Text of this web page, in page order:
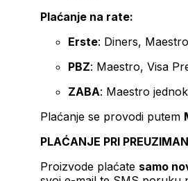
Plaćanje na rate:
Erste: Diners,
PBZ: Maestro, Visa
ZABA: Maestro
Plaćanje se provodi putem
PLAĆANJE PRI
Proizvode plaćate samo